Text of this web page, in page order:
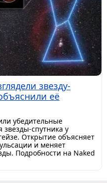
звезду-
её
убедительные
звезды-спутника у
Открытие объясняет
и меняет
Подробности на Naked